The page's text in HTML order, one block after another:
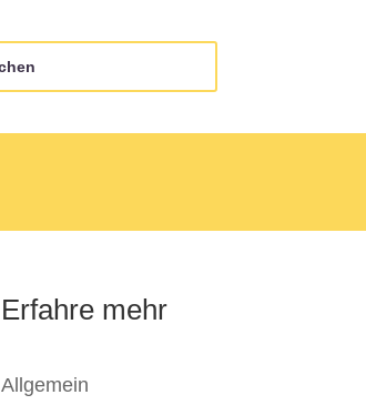
Erfahre mehr
Allgemein